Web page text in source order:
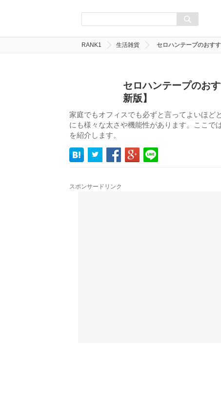
RANK1 生活雑貨 セロハンテープのおす
セロハンテープのお
新版】
家庭でもオフィスでも必ずと言ってよいほど
にも様々な太さや機能性があります。ここで
を紹介します。
スポンサードリンク